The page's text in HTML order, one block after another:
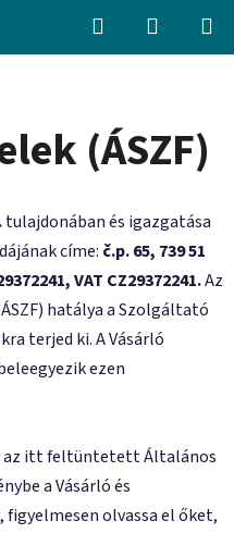
Keresés KOSÁR
(ÁSZF)
tulajdonában és igazgatása
címe: č.p. 65, 739 51
VAT CZ29372241.Az
hatálya a Szolgáltató
terjed ki. A Vásárló
ezen
az itt feltüntetett Általános
a Vásárló és
olvassa el őket,